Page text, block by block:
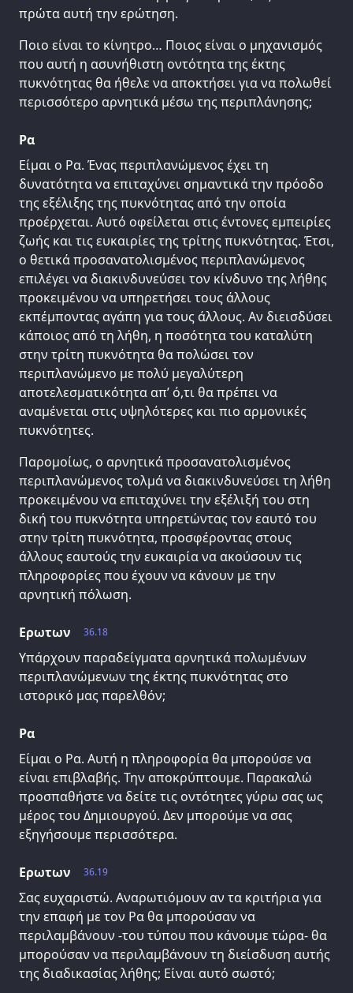
πρώτα αυτή την ερώτηση.
Ποιο είναι το κίνητρο… Ποιος είναι ο μηχανισμός
που αυτή η ασυνήθιστη οντότητα της έκτης
πυκνότητας θα ήθελε να αποκτήσει για να πολωθεί
περισσότερο αρνητικά μέσω της περιπλάνησης;
Ρα
Είμαι ο Ρα. Ένας περιπλανώμενος έχει τη
δυνατότητα να επιταχύνει σημαντικά την πρόοδο
της εξέλιξης της πυκνότητας από την οποία
προέρχεται. Αυτό οφείλεται στις έντονες εμπειρίες
ζωής και τις ευκαιρίες της τρίτης πυκνότητας. Έτσι,
ο θετικά προσανατολισμένος περιπλανώμενος
επιλέγει να διακινδυνεύσει τον κίνδυνο της λήθης
προκειμένου να υπηρετήσει τους άλλους
εκπέμποντας αγάπη για τους άλλους. Αν διεισδύσει
κάποιος από τη λήθη, η ποσότητα του καταλύτη
στην τρίτη πυκνότητα θα πολώσει τον
περιπλανώμενο με πολύ μεγαλύτερη
αποτελεσματικότητα απ’ ό,τι θα πρέπει να
αναμένεται στις υψηλότερες και πιο αρμονικές
πυκνότητες.
Παρομοίως, ο αρνητικά προσανατολισμένος
περιπλανώμενος τολμά να διακινδυνεύσει τη λήθη
προκειμένου να επιταχύνει την εξέλιξή του στη
δική του πυκνότητα υπηρετώντας τον εαυτό του
στην τρίτη πυκνότητα, προσφέροντας στους
άλλους εαυτούς την ευκαιρία να ακούσουν τις
πληροφορίες που έχουν να κάνουν με την
αρνητική πόλωση.
36.18
Ερωτων
Υπάρχουν παραδείγματα αρνητικά πολωμένων
περιπλανώμενων της έκτης πυκνότητας στο
ιστορικό μας παρελθόν;
Ρα
Είμαι ο Ρα. Αυτή η πληροφορία θα μπορούσε να
είναι επιβλαβής. Την αποκρύπτουμε. Παρακαλώ
προσπαθήστε να δείτε τις οντότητες γύρω σας ως
μέρος του Δημιουργού. Δεν μπορούμε να σας
εξηγήσουμε περισσότερα.
36.19
Ερωτων
Σας ευχαριστώ. Αναρωτιόμουν αν τα κριτήρια για
την επαφή με τον Ρα θα μπορούσαν να
περιλαμβάνουν -του τύπου που κάνουμε τώρα- θα
μπορούσαν να περιλαμβάνουν τη διείσδυση αυτής
της διαδικασίας λήθης; Είναι αυτό σωστό;